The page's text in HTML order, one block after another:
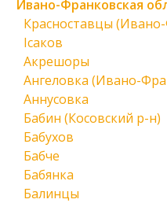
Ивано-Франковская
Красноставцы
Ісаков
Акрешоры
Ангеловка (Ивано-
Аннусовка
Бабин (Косовский р-н)
Бабухов
Бабче
Бабянка
Балинцы